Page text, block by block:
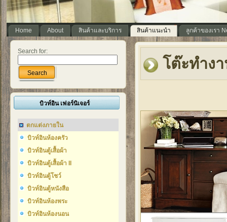
Home About สินค้าและบริการ สินค้าแนะนำ ลูกค้าของเรา
Search for:
Search
บิวท์อิน เฟอร์นิเจอร์
ตกแต่งภายใน
บิวท์อินห้องครัว
บิวท์อินตู้เสื้อผ้า
บิวท์อินตู้เสื้อผ้า II
บิวท์อินตู้โชว์
บิวท์อินตู้หนังสือ
บิวท์อินห้องพระ
บิวท์อินห้องนอน
โต๊ะทำง